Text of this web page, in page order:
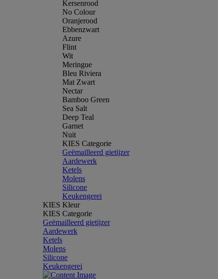
Kersenrood
No Colour
Oranjerood
Ebbenzwart
Azure
Flint
Wit
Meringue
Bleu Riviera
Mat Zwart
Nectar
Bamboo Green
Sea Salt
Deep Teal
Garnet
Nuit
KIES Categorie
Geëmailleerd gietijzer
Aardewerk
Ketels
Molens
Silicone
Keukengerei
KIES Kleur
KIES Categorie
Geëmailleerd gietijzer
Aardewerk
Ketels
Molens
Silicone
Keukengerei